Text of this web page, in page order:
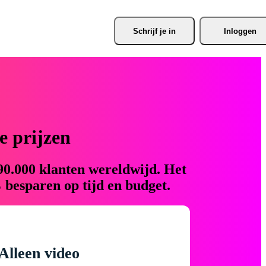
Schrijf je in Inloggen
prijzen
klanten wereldwijd. Het
op tijd en budget.
video